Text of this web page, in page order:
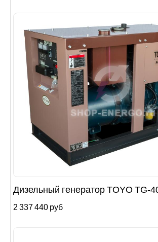
Дизельный генератор TOYO TG-
2 337 440 руб